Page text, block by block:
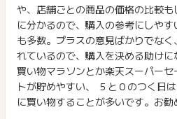
す。獲得予定ポイント反映時に909
表示される場合がございますが、
と変更されます。
また、還元率により変動いたしま
楽天ポイント、楽天キャッシュ充
す。
そのため、紛失・破棄された場合
ご注意ください。
(※) SafariやChromeなどwebサイ
や、店舗ごとの商品の価格の比較
に分かるので、購入の参考にしや
も多数。プラスの意見ばかりでな
れているので、購入を決める助け
買い物マラソンとか楽天スーパー
トが貯めやすい、 ５と０のつく日
に買い物することが多いです。お勧